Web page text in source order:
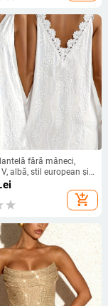
fără mâneci,
albă, stil european și
2026 pentru plajă și
add_shopping_cart